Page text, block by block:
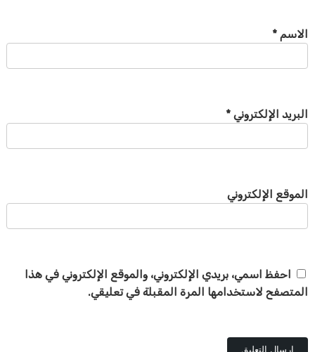
الاسم *
البريد الإلكتروني *
الموقع الإلكتروني
احفظ اسمي، بريدي الإلكتروني، والموقع الإلكتروني في هذا
المتصفح لاستخدامها المرة المقبلة في تعليقي.